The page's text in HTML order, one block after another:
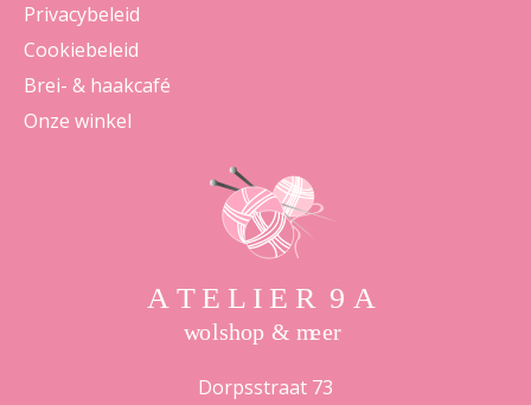
Privacybeleid
Cookiebeleid
Brei- & haakcafé
Onze winkel
Dorpsstraat 73